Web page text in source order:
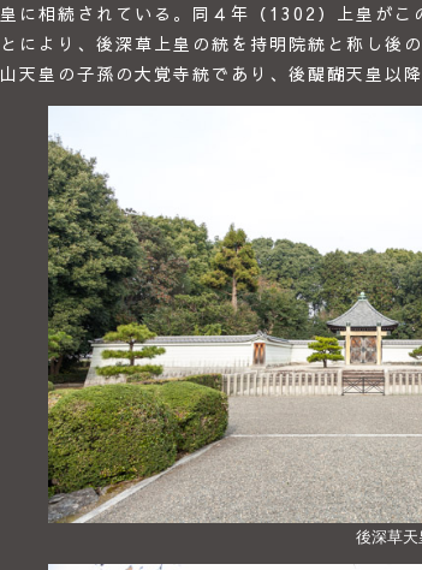
皇に相続されている。同４年（1302）上皇がこ
とにより、後深草上皇の統を持明院統と称し後
山天皇の子孫の大覚寺統であり、後醍醐天皇以
後深草